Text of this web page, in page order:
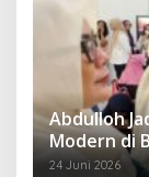
Abdulloh
Modern di
Rakyat
24 Juni 2026